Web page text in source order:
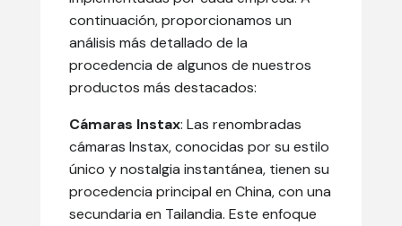
continuación, proporcionamos un
análisis más detallado de la
procedencia de algunos de nuestros
productos más destacados:
Cámaras Instax: Las renombradas
cámaras Instax, conocidas por su estilo
único y nostalgia instantánea, tienen su
procedencia principal en China, con una
secundaria en Tailandia. Este enfoque